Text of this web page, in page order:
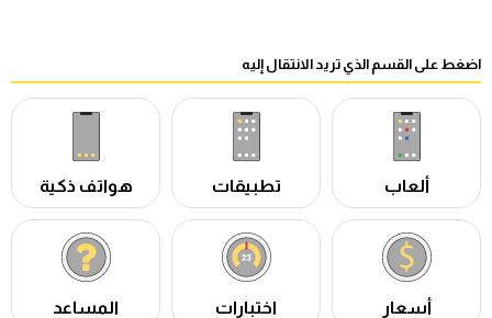
اضغط على القسم الذي تريد الانتقال إليه
ألعاب تطبيقات هواتف ذكية
أسعار اختبارات المساعد